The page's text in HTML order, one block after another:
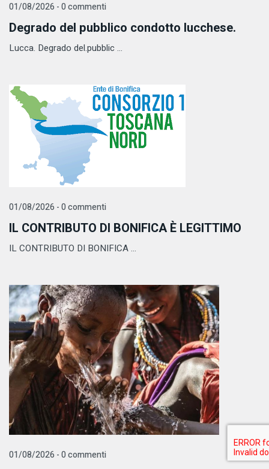
01/08/2026 - 0 commenti
Degrado del pubblico condotto lucchese.
Lucca. Degrado del.pubblic ...
01/08/2026 - 0 commenti
IL CONTRIBUTO DI BONIFICA È LEGITTIMO
IL CONTRIBUTO DI BONIFICA ...
01/08/2026 - 0 commenti